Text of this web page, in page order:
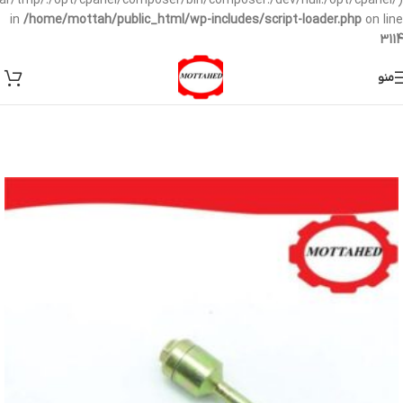
in /home/mottah/public_html/wp-includes/script-loader.php on line
3114
منو